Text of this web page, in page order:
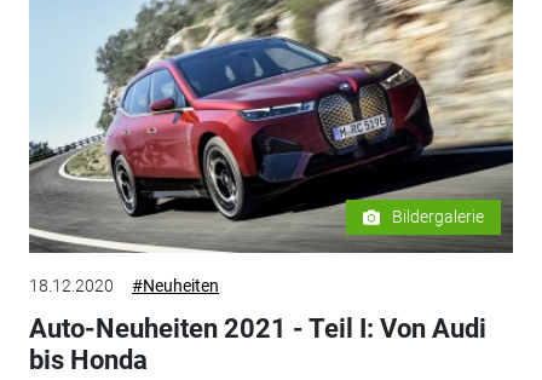
Bildergalerie
18.12.2020 #Neuheiten
Auto-Neuheiten 2021 - Teil I: Von Audi
bis Honda